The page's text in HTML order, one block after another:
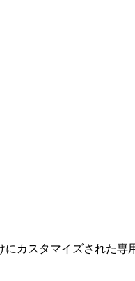
カスタマイズされた専